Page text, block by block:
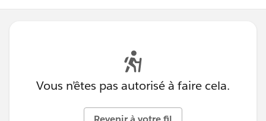
Vous n’êtes pas autorisé à faire cela.